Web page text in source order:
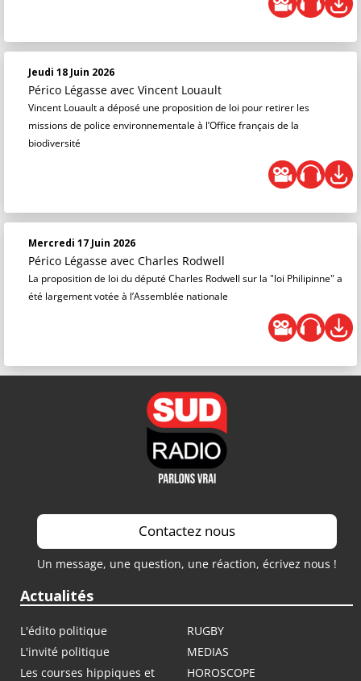
Jeudi 18 Juin 2026
Périco Légasse avec Vincent Louault
Vincent Louault a déposé une proposition de loi pour retirer les
missions de police environnementale à l’Office français de la
biodiversité
Mercredi 17 Juin 2026
Périco Légasse avec Charles Rodwell
La proposition de loi du député Charles Rodwell sur la "loi Philipinne" a
été largement votée à l’Assemblée nationale
Contactez nous
Un message, une question, une réaction, écrivez nous !
Actualités
L'édito politique
RUGBY
L'invité politique
MEDIAS
Les courses hippiques et
HOROSCOPE